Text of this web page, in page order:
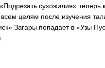
сухожилия» теперь
целям после изучения
Загары попадает в «Узы